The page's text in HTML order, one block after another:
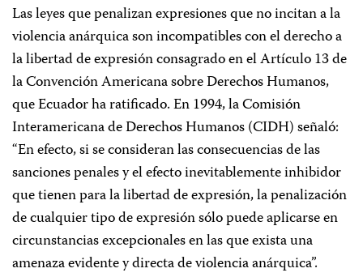
Las leyes que penalizan expresiones que no incitan a la
violencia anárquica son incompatibles con el derecho a
la libertad de expresión consagrado en el Artículo 13 de
la Convención Americana sobre Derechos Humanos,
que Ecuador ha ratificado. En 1994, la Comisión
Interamericana de Derechos Humanos (CIDH) señaló:
“En efecto, si se consideran las consecuencias de las
sanciones penales y el efecto inevitablemente inhibidor
que tienen para la libertad de expresión, la penalización
de cualquier tipo de expresión sólo puede aplicarse en
circunstancias excepcionales en las que exista una
amenaza evidente y directa de violencia anárquica”.